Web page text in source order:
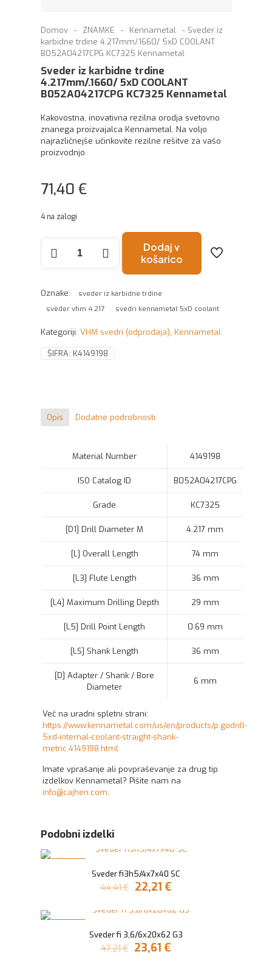
Domov - ZNAMKE - Kennametal - Sveder iz
karbidne trdine 4.217mm/.1660/ 5xD COOLANT
B052A04217CPG KC7325 Kennametal
Sveder iz karbidne trdine
4.217mm/.1660/ 5xD COOLANT
B052A04217CPG KC7325 Kennametal
Kakovostna, inovativna rezilna orodja svetovno
znanega proizvajalca Kennametal. Na voljo
najrazličnejše učinkovite rezilne rešitve za vašo
proizvodnjo.
71,40 €
4 na zalogi
Sveder
karbidne
4.217mm/.1660/
COOLANT
KC7325
Kennametal
količina
Dodaj v
košarico
Oznake:
sveder iz karbidne trdine
sveder vhm 4.217
svedri kennametal 5xD coolant
Kategoriji: VHM svedri (odprodaja), Kennametal
ŠIFRA: K4149198
Opis Dodatne podrobnosti
Material Number 4149198
ISO Catalog ID B052A04217CPG
Grade KC7325
[D1] Drill Diameter M 4.217 mm
[L] Overall Length 74 mm
[L3] Flute Length 36 mm
[L4] Maximum Drilling Depth 29 mm
[L5] Drill Point Length 0.69 mm
[LS] Shank Length 36 mm
[D] Adapter / Shank / Bore
Diameter
6 mm
Več na uradni spletni strani:
https://www.kennametal.com/us/en/products/p.godrill-
5xd-internal-coolant-straight-shank-
metric.4149198.html
Imate vprašanje ali povpraševanje za drug tip
izdelkov Kennametal? Pišite nam na
info@cajhen.com.
Podobni izdelki
Sveder fi3h5/4x7x40 SC
44,41€ Izvirna
je
44,41 €.
22,21€
je:
Sveder fi 3,6/6x20x62 G3
47,21€ Izvirna
23,61€